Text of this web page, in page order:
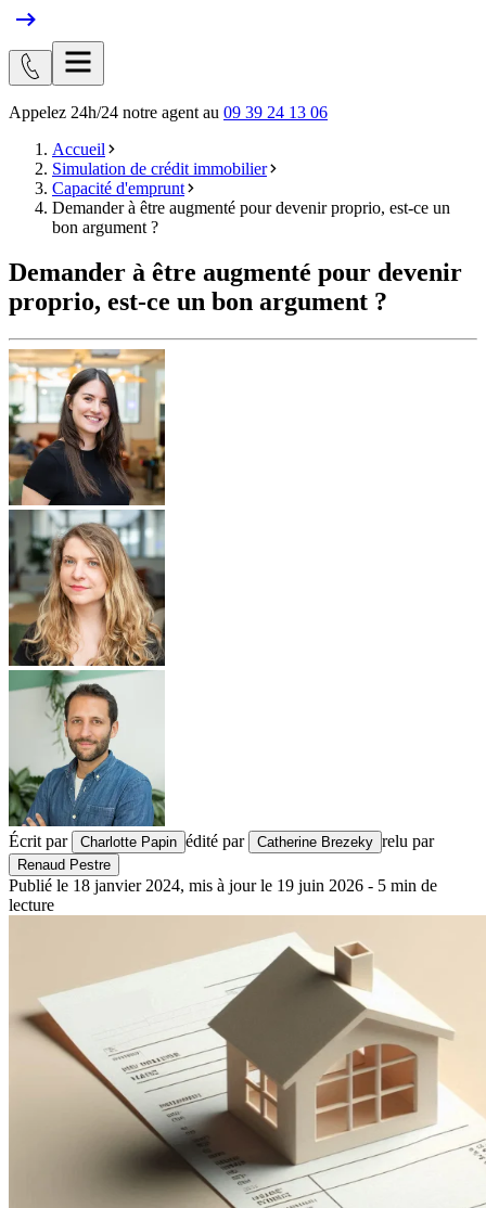
Appelez 24h/24 notre agent au 09 39 24 13 06
Accueil
Simulation de crédit immobilier
Capacité d'emprunt
Demander à être augmenté pour devenir proprio, est-ce un
bon argument ?
Demander à être augmenté pour devenir
proprio, est-ce un bon argument ?
Écrit par Charlotte Papin édité par Catherine Brezeky relu par
Renaud Pestre
Publié le 18 janvier 2024, mis à jour le 19 juin 2026 - 5 min de
lecture